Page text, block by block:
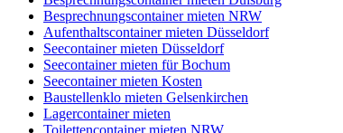
Besprechnungscontainer mieten NRW
Aufenthaltscontainer mieten Düsseldorf
Seecontainer mieten Düsseldorf
Seecontainer mieten für Bochum
Seecontainer mieten Kosten
Baustellenklo mieten Gelsenkirchen
Lagercontainer mieten
Toilettencontainer mieten NRW